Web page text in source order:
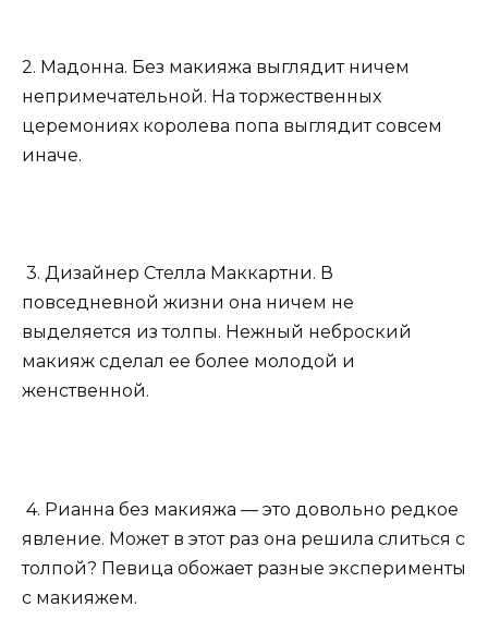
2. Мадонна. Без макияжа выглядит ничем
непримечательной. На торжественных
церемониях королева попа выглядит совсем
иначе.
3. Дизайнер Стелла Маккартни. В
повседневной жизни она ничем не
выделяется из толпы. Нежный неброский
макияж сделал ее более молодой и
женственной.
4. Рианна без макияжа — это довольно редкое
явление. Может в этот раз она решила слиться с
толпой? Певица обожает разные эксперименты
с макияжем.